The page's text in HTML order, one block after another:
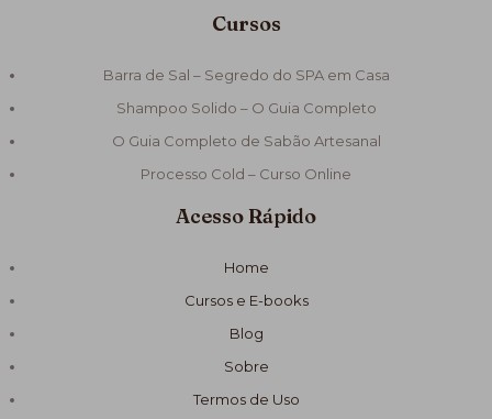
Cursos
Barra de Sal – Segredo do SPA em Casa
Shampoo Solido – O Guia Completo
O Guia Completo de Sabão Artesanal
Processo Cold – Curso Online
Acesso Rápido
Home
Cursos e E-books
Blog
Sobre
Termos de Uso